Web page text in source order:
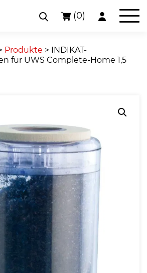
(0)
Produkte > INDIKAT-
für UWS Complete-Home 1,5